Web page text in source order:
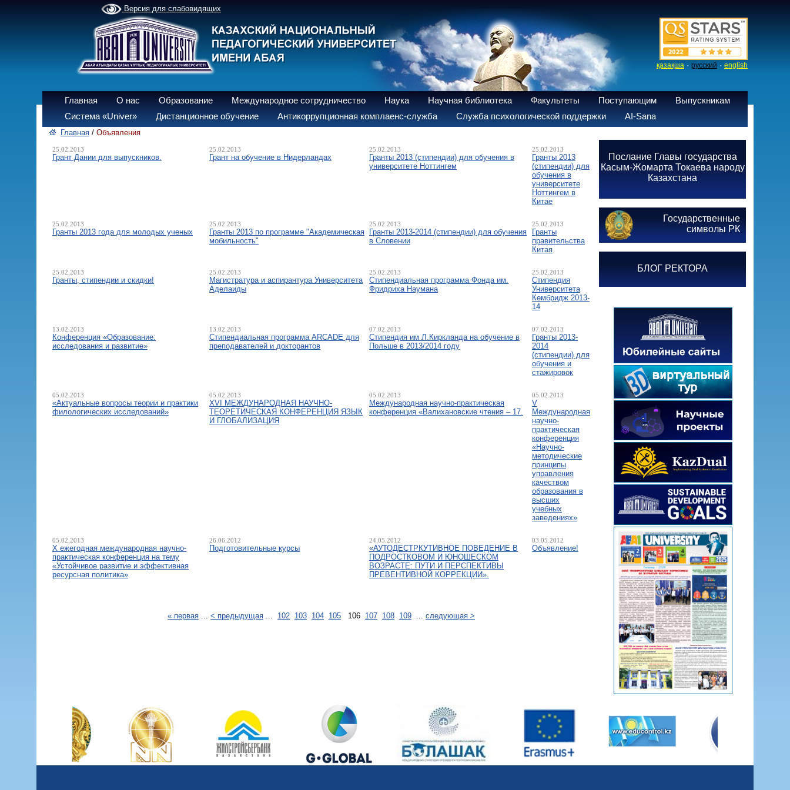
Версия для слабовидящих
қазақша · русский · english
Главная О нас Образование Международное сотрудничество Наука Научная библиотека Факультеты Поступающим
Выпускникам
Система «Univer»
Дистанционное обучение Антикоррупционная комплаенс-служба Служба психологической поддержки AI-Sana
Главная / Объявления
25.02.2013
Грант Дании для выпускников.
25.02.2013
Грант на обучение в Нидерландах
25.02.2013
Гранты 2013 (стипендии) для обучения в
университете Ноттингем
25.02.2013
Гранты 2013
(стипендии) для
обучения в
университете
Ноттингем в
Китае
25.02.2013
Гранты 2013 года для молодых ученых
25.02.2013
Гранты 2013 по программе "Академическая
мобильность"
25.02.2013
Гранты 2013-2014 (стипендии) для обучения
в Словении
25.02.2013
Гранты
правительства
Китая
25.02.2013
Гранты, стипендии и скидки!
25.02.2013
Магистратура и аспирантура Университета
Аделаиды
25.02.2013
Стипендиальная программа Фонда им.
Фридриха Наумана
25.02.2013
Стипендия
Университета
Кембридж 2013-
14
13.02.2013
Конференция «Образование:
исследования и развитие»
13.02.2013
Стипендиальная программа ARCADE для
преподавателей и докторантов
07.02.2013
Стипендия им Л.Киркланда на обучение в
Польше в 2013/2014 году
07.02.2013
Гранты 2013-
2014
(стипендии) для
обучения и
стажировок
05.02.2013
«Актуальные вопросы теории и практики
филологических исследований»
05.02.2013
XVI МЕЖДУНАРОДНАЯ НАУЧНО-
ТЕОРЕТИЧЕСКАЯ КОНФЕРЕНЦИЯ ЯЗЫК
И ГЛОБАЛИЗАЦИЯ
05.02.2013
Международная научно-практическая
конференция «Валихановские чтения – 17.
05.02.2013
V
Международная
научно-
практическая
конференция
«Научно-
методические
принципы
управления
качеством
образования в
высших
учебных
заведениях»
05.02.2013
Х ежегодная международная научно-
практическая конференция на тему
«Устойчивое развитие и эффективная
ресурсная политика»
26.06.2012
Подготовительные курсы
24.05.2012
«АУТОДЕСТРКУТИВНОЕ ПОВЕДЕНИЕ В
ПОДРОСТКОВОМ И ЮНОШЕСКОМ
ВОЗРАСТЕ: ПУТИ И ПЕРСПЕКТИВЫ
ПРЕВЕНТИВНОЙ КОРРЕКЦИИ».
03.05.2012
Объявление!
« первая ... < предыдущая ... 102 103 104 105 106 107 108 109 ... следующая >
Послание Главы государства
Касым-Жомарта Токаева народу
Казахстана
Государственные
символы РК
БЛОГ РЕКТОРА